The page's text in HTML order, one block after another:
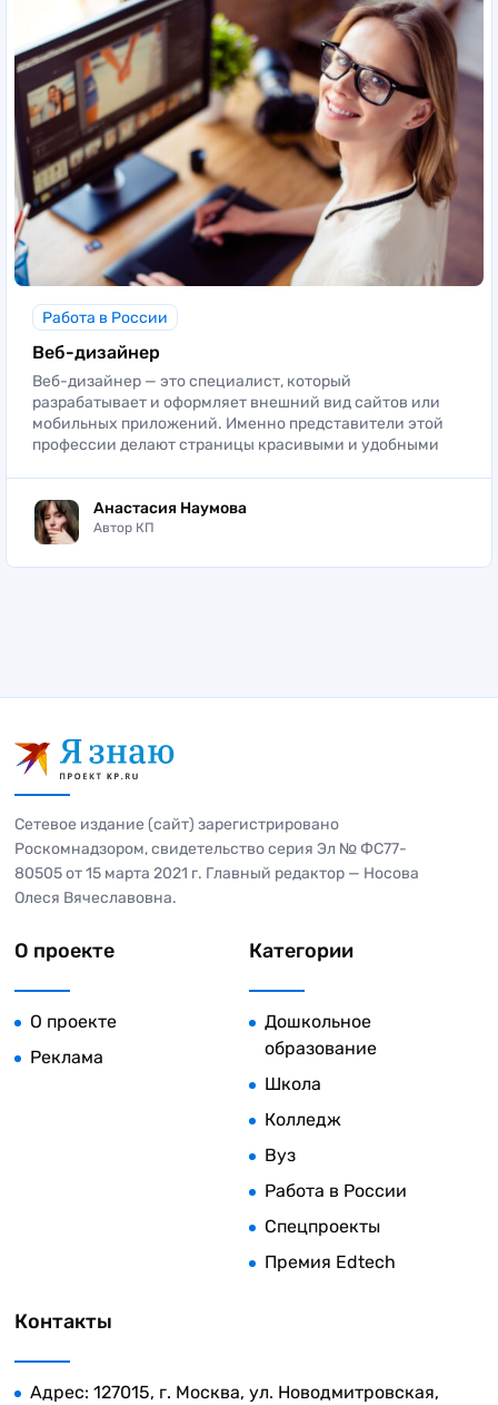
Работа в России
Веб-дизайнер
Веб-дизайнер — это специалист, который
разрабатывает и оформляет внешний вид сайтов или
мобильных приложений. Именно представители этой
профессии делают страницы красивыми и удобными
Анастасия Наумова
Автор КП
Сетевое издание (сайт) зарегистрировано
Роскомнадзором, свидетельство серия Эл № ФС77-
80505 от 15 марта 2021 г. Главный редактор — Носова
Олеся Вячеславовна.
О проекте
О проекте
Реклама
Категории
Дошкольное
образование
Школа
Колледж
Вуз
Работа в России
Спецпроекты
Премия Edtech
Контакты
Адрес: 127015, г. Москва, ул. Новодмитровская,